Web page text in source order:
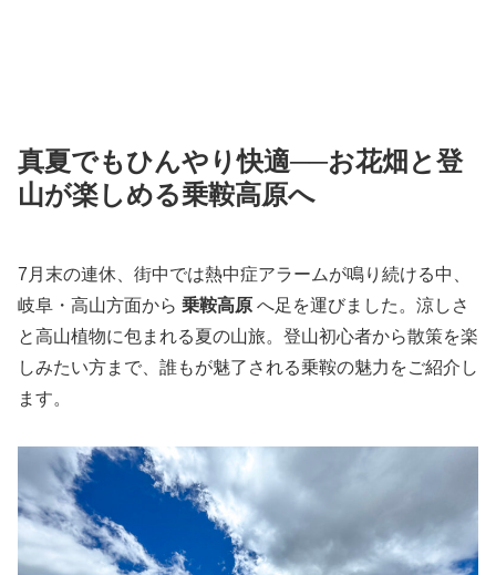
真夏でもひんやり快適──お花畑と登
山が楽しめる乗鞍高原へ
7月末の連休、街中では熱中症アラームが鳴り続ける中、
岐阜・高山方面から 乗鞍高原 へ足を運びました。涼しさ
と高山植物に包まれる夏の山旅。登山初心者から散策を楽
しみたい方まで、誰もが魅了される乗鞍の魅力をご紹介し
ます。